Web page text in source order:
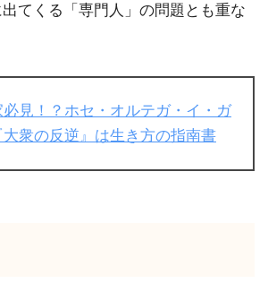
出てくる「専門人」の問題とも重な
見！？ホセ・オルテガ・イ・ガ
衆の反逆』は生き方の指南書